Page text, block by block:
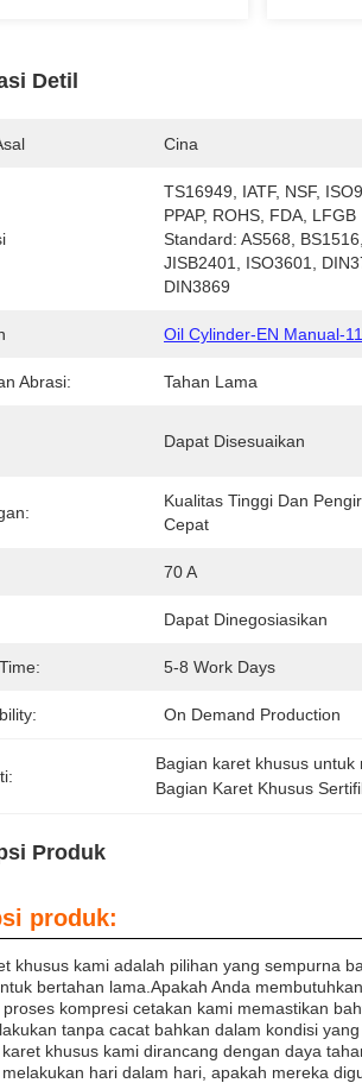
Detil
Cina
TS16949, IATF, NSF,
PPAP, ROHS, FDA, LFGB
Standard: AS568, BS1516,
JISB2401, ISO3601,
DIN3869
Oil Cylinder-EN Manual-
Abrasi: Tahan Lama
Dapat Disesuaikan
Kualitas Tinggi Dan
Cepat
70 A
Dapat Dinegosiasikan
5-8 Work Days
On Demand Production
Bagian karet khusus untuk
Bagian Karet Khusus
Produk
produk:
khusus kami adalah pilihan yang sempurna
bertahan lama.Apakah Anda
kompresi cetakan kami memastikan
tanpa cacat bahkan dalam kondisi yang
khusus kami dirancang dengan daya
hari dalam hari, apakah mereka